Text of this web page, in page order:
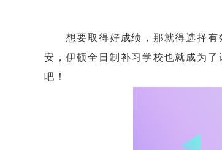
想要取得好成绩，那就得选择有
安，伊顿全日制补习学校也就成为
吧！